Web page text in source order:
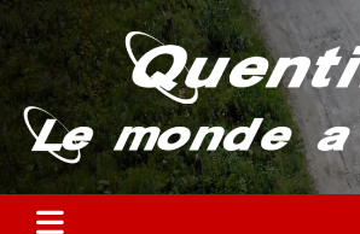
Aller
au
contenu
Quentin – Le
Partez à la découverte du monde en vieille